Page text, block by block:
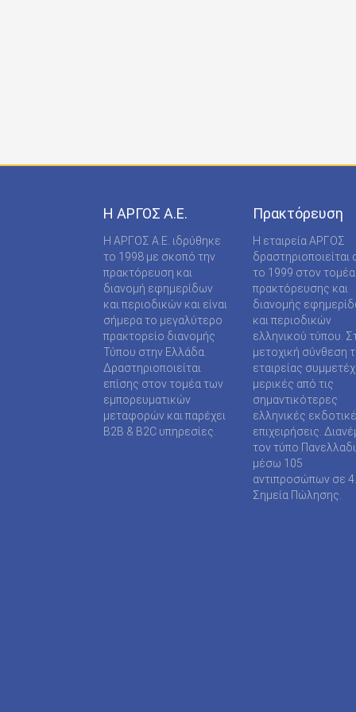
S.A.J.P. ΕΚΔΟΤΙΚΗ ΙΚΕ
SABD ΕΚΔΟΤΙΚΗ Α.Ε
SHOP SUPPLY ΠΡΟΜΗΘΕΙΕΣ
SPORTDAY ΑΕΠΕΕ
STARCOM PRESS ΕΤΑΙΡΕΙΑ
SUPER MEDIA ΕΚΔΟΤΙΚΕΣ ΕΠΙΧΕΙΡΗΣΕΙΣ ΙΚΕ
TAXHEAVEN A.E
TELEVISION PRINT ΜΟΝΟΠΡΟΣΩΠΗ Ι Κ Ε
Η ΑΡΓΟΣ A.E.
Η ΑΡΓΟΣ A.E. ιδρύθηκε
το 1998 με σκοπό την
πρακτόρευση και
διανομή εφημερίδων
και περιοδικών και είναι
σήμερα το μεγαλύτερο
πρακτορείο διανομής
Τύπου στην Ελλάδα.
Δραστηριοποιείται
επίσης στον τομέα των
εμπορευματικών
μεταφορών και παρέχει
B2B & B2C υπηρεσίες.
Πρακτόρευση
Η εταιρεία ΑΡΓΟΣ
δραστηριοποιείται
το 1999 στον τομέα
πρακτόρευσης και
διανομής
και περιοδικών
ελληνικού τύπου.
μετοχική σύνθεση
εταιρείας
μερικές από τις
σημαντικότερες
ελληνικές
επιχειρήσεις.
τον τύπο
μέσω 105
αντιπροσώπων σε
Σημεία Πώλησης.